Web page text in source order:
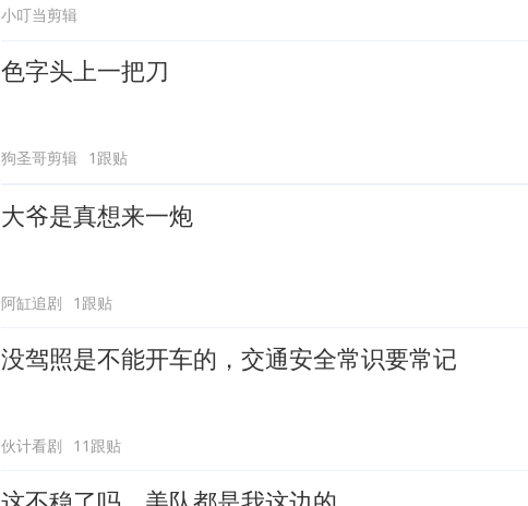
小叮当剪辑
色字头上一把刀
狗圣哥剪辑 1跟贴
大爷是真想来一炮
阿缸追剧 1跟贴
没驾照是不能开车的，交通安全常识要常记
伙计看剧 11跟贴